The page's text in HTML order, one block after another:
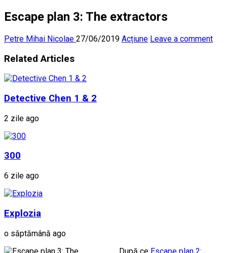
Escape plan 3: The extractors
Petre Mihai Nicolae 27/06/2019 Acțiune Leave a comment
Related Articles
Detective Chen 1 & 2
2 zile ago
300
6 zile ago
Explozia
o săptămână ago
După ce Escape plan 2: